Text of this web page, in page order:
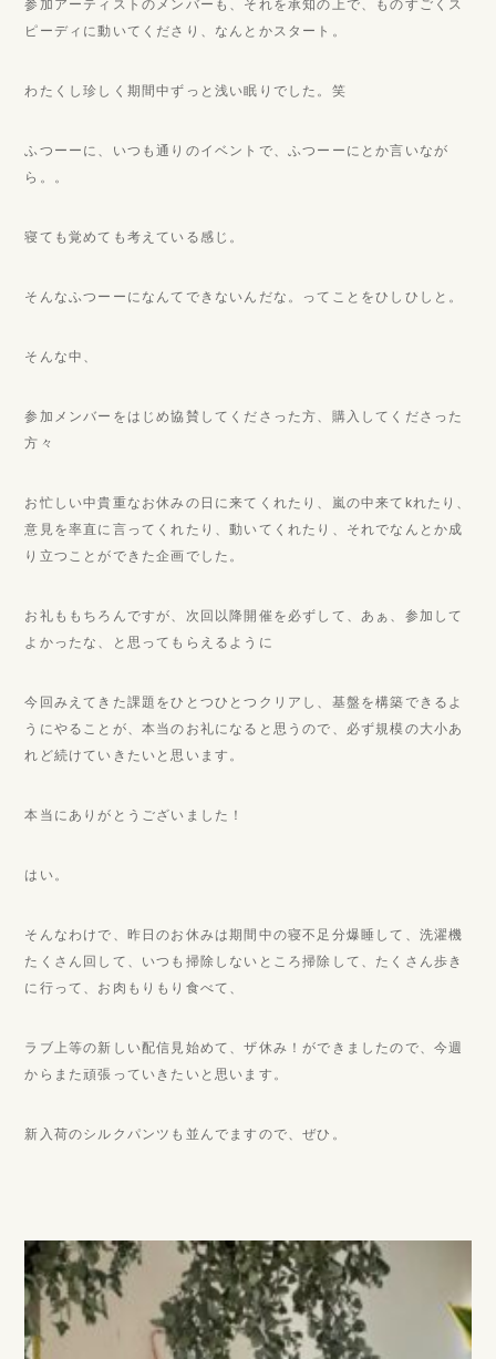
参加アーティストのメンバーも、それを承知の上で、ものすごくス
ピーディに動いてくださり、なんとかスタート。
わたくし珍しく期間中ずっと浅い眠りでした。笑
ふつーーに、いつも通りのイベントで、ふつーーにとか言いなが
ら。。
寝ても覚めても考えている感じ。
そんなふつーーになんてできないんだな。ってことをひしひしと。
そんな中、
参加メンバーをはじめ協賛してくださった方、購入してくださった
方々
お忙しい中貴重なお休みの日に来てくれたり、嵐の中来てkれたり、
意見を率直に言ってくれたり、動いてくれたり、それでなんとか成
り立つことができた企画でした。
お礼ももちろんですが、次回以降開催を必ずして、あぁ、参加して
よかったな、と思ってもらえるように
今回みえてきた課題をひとつひとつクリアし、基盤を構築できるよ
うにやることが、本当のお礼になると思うので、必ず規模の大小あ
れど続けていきたいと思います。
本当にありがとうございました！
はい。
そんなわけで、昨日のお休みは期間中の寝不足分爆睡して、洗濯機
たくさん回して、いつも掃除しないところ掃除して、たくさん歩き
に行って、お肉もりもり食べて、
ラブ上等の新しい配信見始めて、ザ休み！ができましたので、今週
からまた頑張っていきたいと思います。
新入荷のシルクパンツも並んでますので、ぜひ。